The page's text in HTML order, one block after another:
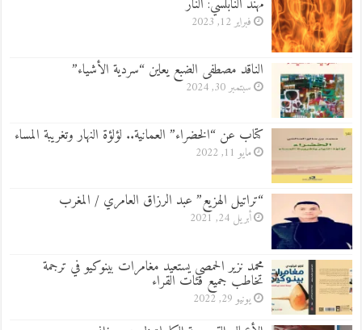
فبراير 12, 2023
الناقد مصطفى الضبع يعاين “سردية الأشياء”
سبتمبر 30, 2024
كتاب عن “الخضراء” العمانية.. لؤلؤة النهار وتغريبة المساء
مايو 11, 2022
“تراتيل الهزيع” عبد الرزاق العامري / المغرب
أبريل 24, 2021
محمد نزير الحمصي يستعيد مغامرات بينوكيو في ترجمة
تخاطب جميع فئات القراء
يونيو 29, 2022